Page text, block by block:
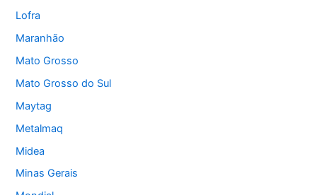
Lofra
Maranhão
Mato Grosso
Mato Grosso do Sul
Maytag
Metalmaq
Midea
Minas Gerais